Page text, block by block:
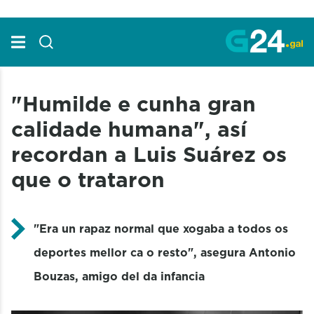
"Humilde e cunha gran
calidade humana", así
recordan a Luis Suárez os
que o trataron
"Era un rapaz normal que xogaba a todos os
deportes mellor ca o resto", asegura Antonio
Bouzas, amigo del da infancia